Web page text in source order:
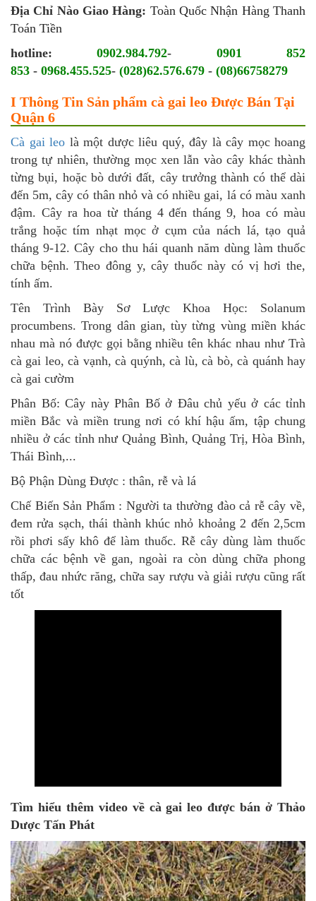
Địa Chỉ Nào Giao Hàng: Toàn Quốc Nhận Hàng Thanh
Toán Tiền
hotline:0902.984.792- 0901 852
853 - 0968.455.525- (028)62.576.679 - (08)66758279
I Thông Tin Sản phẩm cà gai leo Được Bán Tại
Quận 6
Cà gai leo là một dược liêu quý, đây là cây mọc hoang
trong tự nhiên, thường mọc xen lẫn vào cây khác thành
từng bụi, hoặc bò dưới đất, cây trưởng thành có thể dài
đến 5m, cây có thân nhỏ và có nhiều gai, lá có màu xanh
đậm. Cây ra hoa từ tháng 4 đến tháng 9, hoa có màu
trắng hoặc tím nhạt mọc ở cụm của nách lá, tạo quả
tháng 9-12. Cây cho thu hái quanh năm dùng làm thuốc
chữa bệnh. Theo đông y, cây thuốc này có vị hơi the,
tính ấm.
Tên Trình Bày Sơ Lược Khoa Học: Solanum
procumbens. Trong dân gian, tùy từng vùng miền khác
nhau mà nó được gọi bằng nhiều tên khác nhau như Trà
cà gai leo, cà vạnh, cà quýnh, cà lù, cà bò, cà quánh hay
cà gai cườm
Phân Bố: Cây này Phân Bố ở Đâu chủ yếu ở các tỉnh
miền Bắc và miền trung nơi có khí hậu ấm, tập chung
nhiều ở các tỉnh như Quảng Bình, Quảng Trị, Hòa Bình,
Thái Bình,...
Bộ Phận Dùng Được : thân, rễ và lá
Chế Biến Sản Phẩm : Người ta thường đào cả rễ cây về,
đem rửa sạch, thái thành khúc nhỏ khoảng 2 đến 2,5cm
rồi phơi sấy khô để làm thuốc. Rễ cây dùng làm thuốc
chữa các bệnh về gan, ngoài ra còn dùng chữa phong
thấp, đau nhức răng, chữa say rượu và giải rượu cũng rất
tốt
Tìm hiểu thêm video về cà gai leo được bán ở Thảo
Dược Tấn Phát